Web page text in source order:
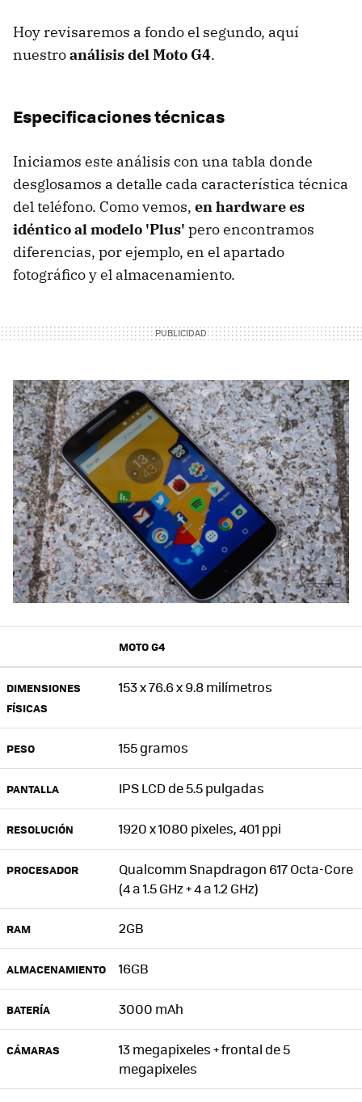
Hoy revisaremos a fondo el segundo, aquí
nuestroanálisis del Moto G4.
Especificaciones técnicas
Iniciamos este análisis con una tabla donde
desglosamos a detalle cada característica técnica
del teléfono. Como vemos, en hardware es
idéntico al modelo 'Plus' pero encontramos
diferencias, por ejemplo, en el apartado
fotográfico y el almacenamiento.
MOTO G4
DIMENSIONES
FÍSICAS
153 x 76.6 x 9.8 milímetros
PESO 155 gramos
PANTALLA IPS LCD de 5.5 pulgadas
RESOLUCIÓN 1920 x 1080 pixeles, 401 ppi
PROCESADOR
Qualcomm Snapdragon 617 Octa-Core
(4 a 1.5 GHz + 4 a 1.2 GHz)
RAM 2GB
ALMACENAMIENTO 16GB
BATERÍA 3000 mAh
CÁMARAS
13 megapixeles + frontal de 5
megapixeles